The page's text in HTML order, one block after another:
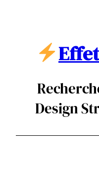
Design